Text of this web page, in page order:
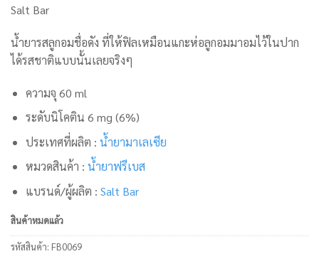
Salt Bar
น้ำยารสลูกอมชื่อดัง ที่ให้ฟิลเหมือนแกะห่อลูกอมมาอมไว้ในปาก
ได้รสชาติแบบนั้นเลยจริงๆ
ความจุ 60 ml
ระดับนิโคติน 6 mg (6%)
ประเทศที่ผลิต : น้ำยามาเลเซีย
หมวดสินค้า : น้ำยาฟรีเบส
แบรนด์/ผู้ผลิต : Salt Bar
สินค้าหมดแล้ว
รหัสสินค้า: FB0069